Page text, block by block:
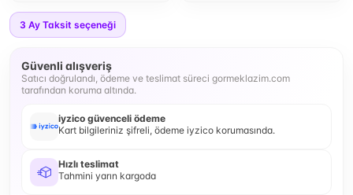
3 Ay Taksit seçeneği
Güvenli alışveriş
Satıcı doğrulandı, ödeme ve teslimat süreci gormeklazim.com
tarafından koruma altında.
iyzico güvenceli ödeme
Kart bilgileriniz şifreli, ödeme iyzico korumasında.
Hızlı teslimat
Tahmini yarın kargoda